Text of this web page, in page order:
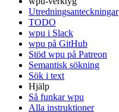
Utredningsanteckningar
TODO
wpu i Slack
wpu på GitHub
Stöd wpu på Patreon
Semantisk sökning
Sök i text
Hjälp
Så funkar wpu
Alla instruktioner